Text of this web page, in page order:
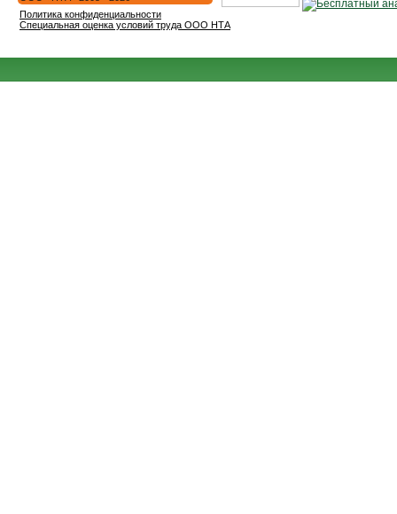
Политика конфиденциальности
Специальная оценка условий труда ООО НТА